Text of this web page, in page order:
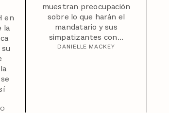
en
la
muestran preocupación
sobre lo que harán el
mandatario y sus
simpatizantes con...
DANIELLE MACKEY